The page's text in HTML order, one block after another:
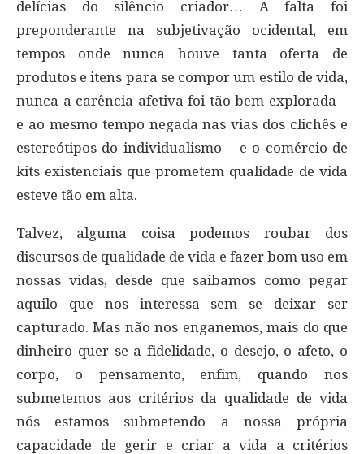
delícias do silêncio criador… A falta foi
preponderante na subjetivação ocidental, em
tempos onde nunca houve tanta oferta de
produtos e itens para se compor um estilo de vida,
nunca a carência afetiva foi tão bem explorada –
e ao mesmo tempo negada nas vias dos clichês e
estereótipos do individualismo – e o comércio de
kits existenciais que prometem qualidade de vida
esteve tão em alta.
Talvez, alguma coisa podemos roubar dos
discursos de qualidade de vida e fazer bom uso em
nossas vidas, desde que saibamos como pegar
aquilo que nos interessa sem se deixar ser
capturado. Mas não nos enganemos, mais do que
dinheiro quer se a fidelidade, o desejo, o afeto, o
corpo, o pensamento, enfim, quando nos
submetemos aos critérios da qualidade de vida
nós estamos submetendo a nossa própria
capacidade de gerir e criar a vida a critérios